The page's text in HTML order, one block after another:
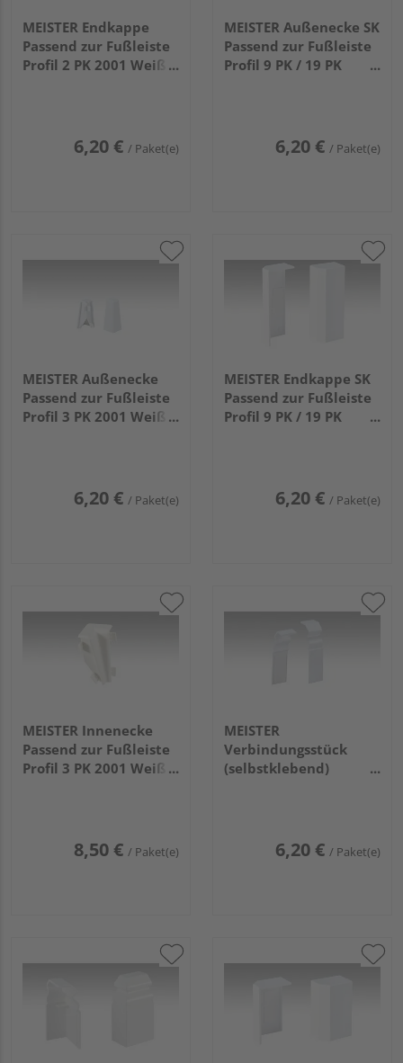
MEISTER Endkappe
Passend zur Fußleiste
Profil 2 PK 2001 Weiß 2
6,20 € / Paket(e)
MEISTER Außenecke SK
Passend zur Fußleiste
Profil 9 PK / 19 PK
6,20 € / Paket(e)
MEISTER Außenecke
Passend zur Fußleiste
Profil 3 PK 2001 Weiß 2
6,20 € / Paket(e)
MEISTER Endkappe SK
Passend zur Fußleiste
Profil 9 PK / 19 PK
6,20 € / Paket(e)
MEISTER Innenecke
Passend zur Fußleiste
Profil 3 PK 2001 Weiß 4
8,50 € / Paket(e)
MEISTER
Verbindungsstück
(selbstklebend)
6,20 € / Paket(e)